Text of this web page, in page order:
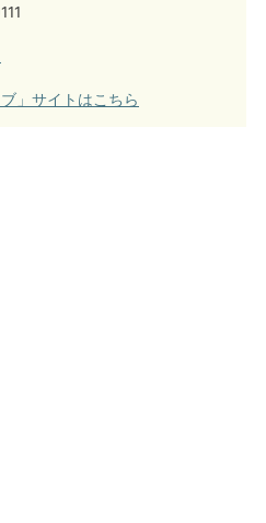
」サイトはこちら